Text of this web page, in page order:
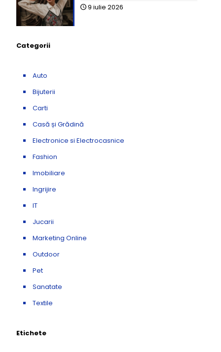
9 iulie 2026
Categorii
Auto
Bijuterii
Carti
Casă și Grădină
Electronice si Electrocasnice
Fashion
Imobiliare
Ingrijire
IT
Jucarii
Marketing Online
Outdoor
Pet
Sanatate
Textile
Etichete